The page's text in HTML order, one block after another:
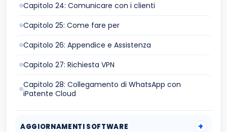
Capitolo 24: Comunicare con i clienti
Capitolo 25: Come fare per
Capitolo 26: Appendice e Assistenza
Capitolo 27: Richiesta VPN
Capitolo 28: Collegamento di WhatsApp con
iPatente Cloud
AGGIORNAMENTI SOFTWARE